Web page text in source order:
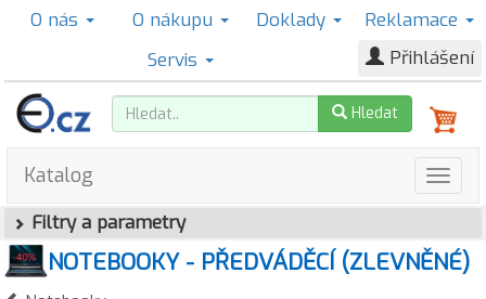
O nás O nákupu Doklady
Reklamace
Servis
Přihlášení
Hledat
Katalog
Filtry a parametry
NOTEBOOKY - PŘEDVÁDĚCÍ (ZLEVNĚNÉ)